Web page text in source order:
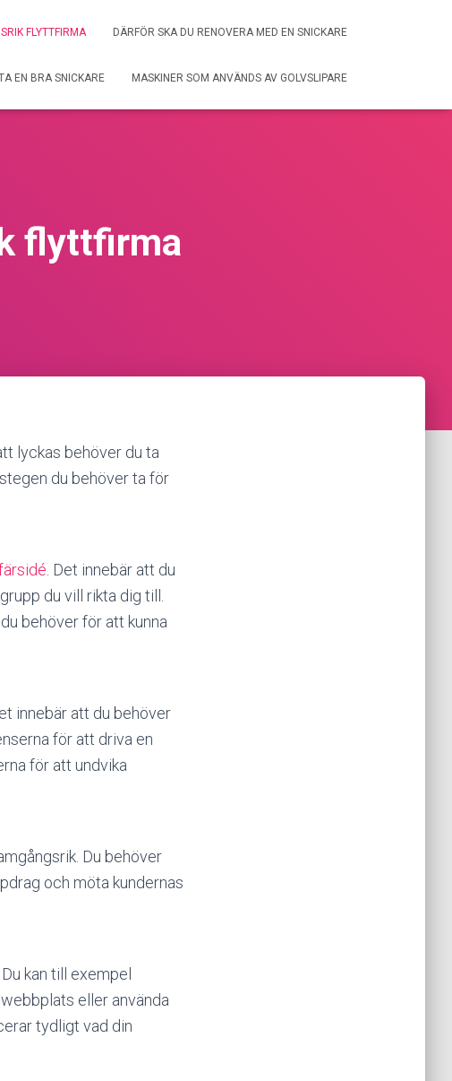
FLYTTFIRMA DÄRFÖR SKA DU RENOVERA MED EN SNICKARE
EN BRA SNICKARE MASKINER SOM ANVÄNDS AV GOLVSLIPARE
flyttfirma
lyckas behöver du ta
du behöver ta för
. Det innebär att du
du vill rikta dig till.
behöver för att kunna
innebär att du behöver
för att driva en
för att undvika
Du behöver
och möta kundernas
kan till exempel
eller använda
tydligt vad din